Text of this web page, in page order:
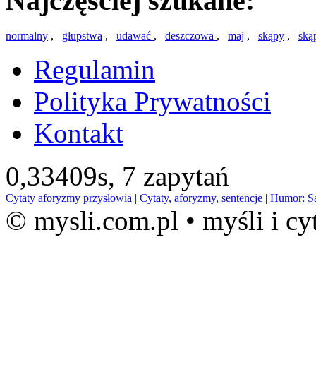
normalny , głupstwa , udawać , deszczowa , maj , skąpy ,
Regulamin
Polityka Prywatności
Kontakt
0,33409s, 7 zapytań
Cytaty aforyzmy przysłowia | Cytaty, aforyzmy, sentencje | Humor:
© mysli.com.pl • myśli i